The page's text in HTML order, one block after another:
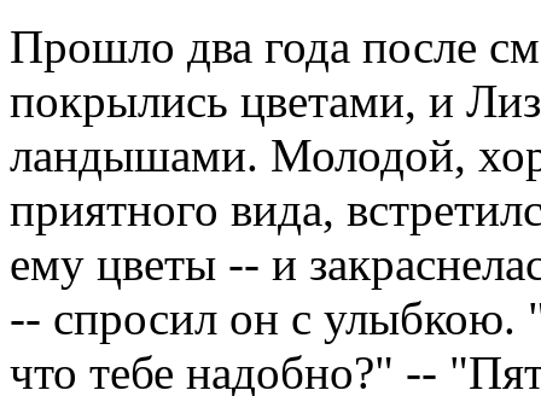
Прошло два года после
покрылись цветами, и
ландышами. Молодой,
приятного вида,
ему цветы -- и
-- спросил он с
что тебе надобно?" --